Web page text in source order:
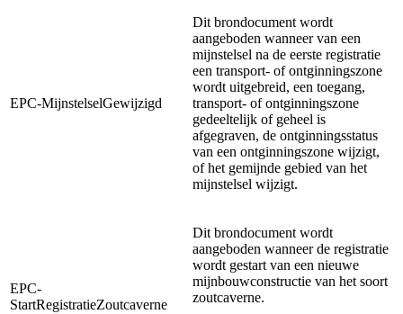
EPC-MijnstelselGewijzigd
Dit brondocument wordt
aangeboden wanneer van een
mijnstelsel na de eerste registratie
een transport- of ontginningszone
wordt uitgebreid, een toegang,
transport- of ontginningszone
gedeeltelijk of geheel is
afgegraven, de ontginningsstatus
van een ontginningszone wijzigt,
of het gemijnde gebied van het
mijnstelsel wijzigt.
EPC-
StartRegistratieZoutcaverne
Dit brondocument wordt
aangeboden wanneer de registratie
wordt gestart van een nieuwe
mijnbouwconstructie van het soort
zoutcaverne.